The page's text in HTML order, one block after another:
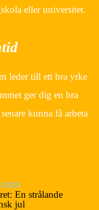
eller universitet.
leder till ett bra yrke
ger dig en bra
kunna få arbeta
2025
En strålande
jul